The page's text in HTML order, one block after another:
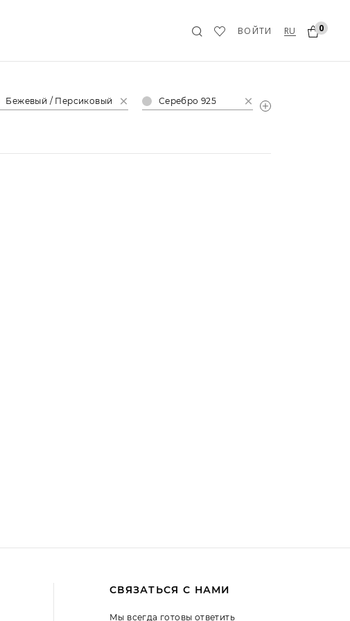
ВОЙТИ RU 0
Бежевый / Персиковый Серебро 925
СВЯЗАТЬСЯ С НАМИ
Мы всегда готовы ответить